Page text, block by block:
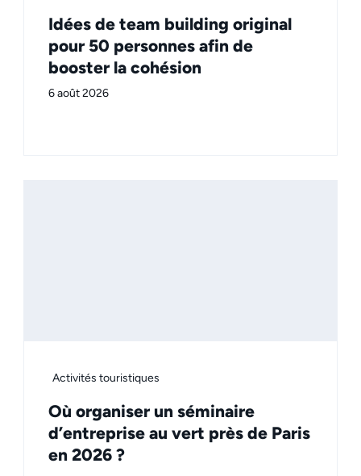
Idées de team building original
pour 50 personnes afin de
booster la cohésion
6 août 2026
Activités touristiques
Où organiser un séminaire
d’entreprise au vert près de Paris
en 2026 ?